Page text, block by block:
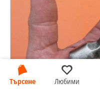
Търсене Любими